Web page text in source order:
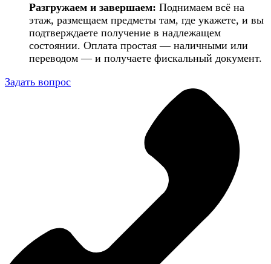
Разгружаем и завершаем: Поднимаем всё на
этаж, размещаем предметы там, где укажете, и вы
подтверждаете получение в надлежащем
состоянии. Оплата простая — наличными или
переводом — и получаете фискальный документ.
Задать вопрос